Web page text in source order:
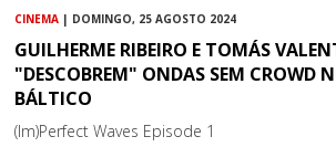
CINEMA | DOMINGO, 25 AGOSTO 2024
GUILHERME RIBEIRO E TOMÁS
"DESCOBREM" ONDAS SEM CROWD
BÁLTICO
(Im)Perfect Waves Episode 1